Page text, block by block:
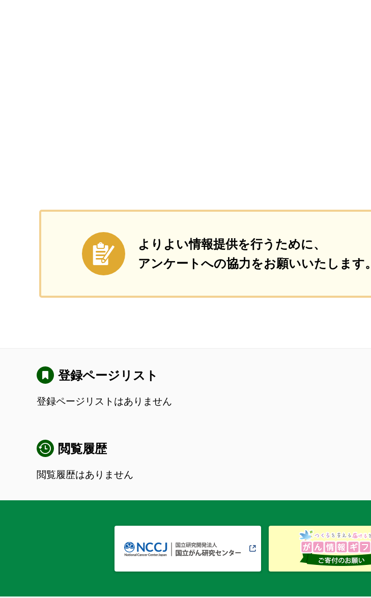
よりよい情報提供を行うために、
アンケートへの協力をお願いいたします。
登録ページリスト
登録ページリストはありません
閲覧履歴
閲覧履歴はありません